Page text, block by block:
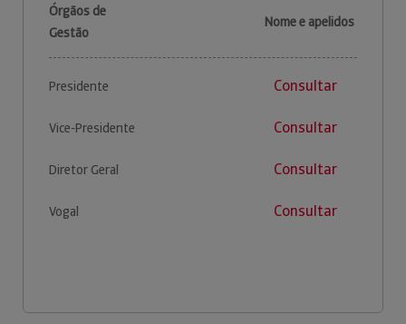
Órgãos de
Gestão
Nome e apelidos
Presidente Consultar
Vice-Presidente Consultar
Diretor Geral Consultar
Vogal Consultar